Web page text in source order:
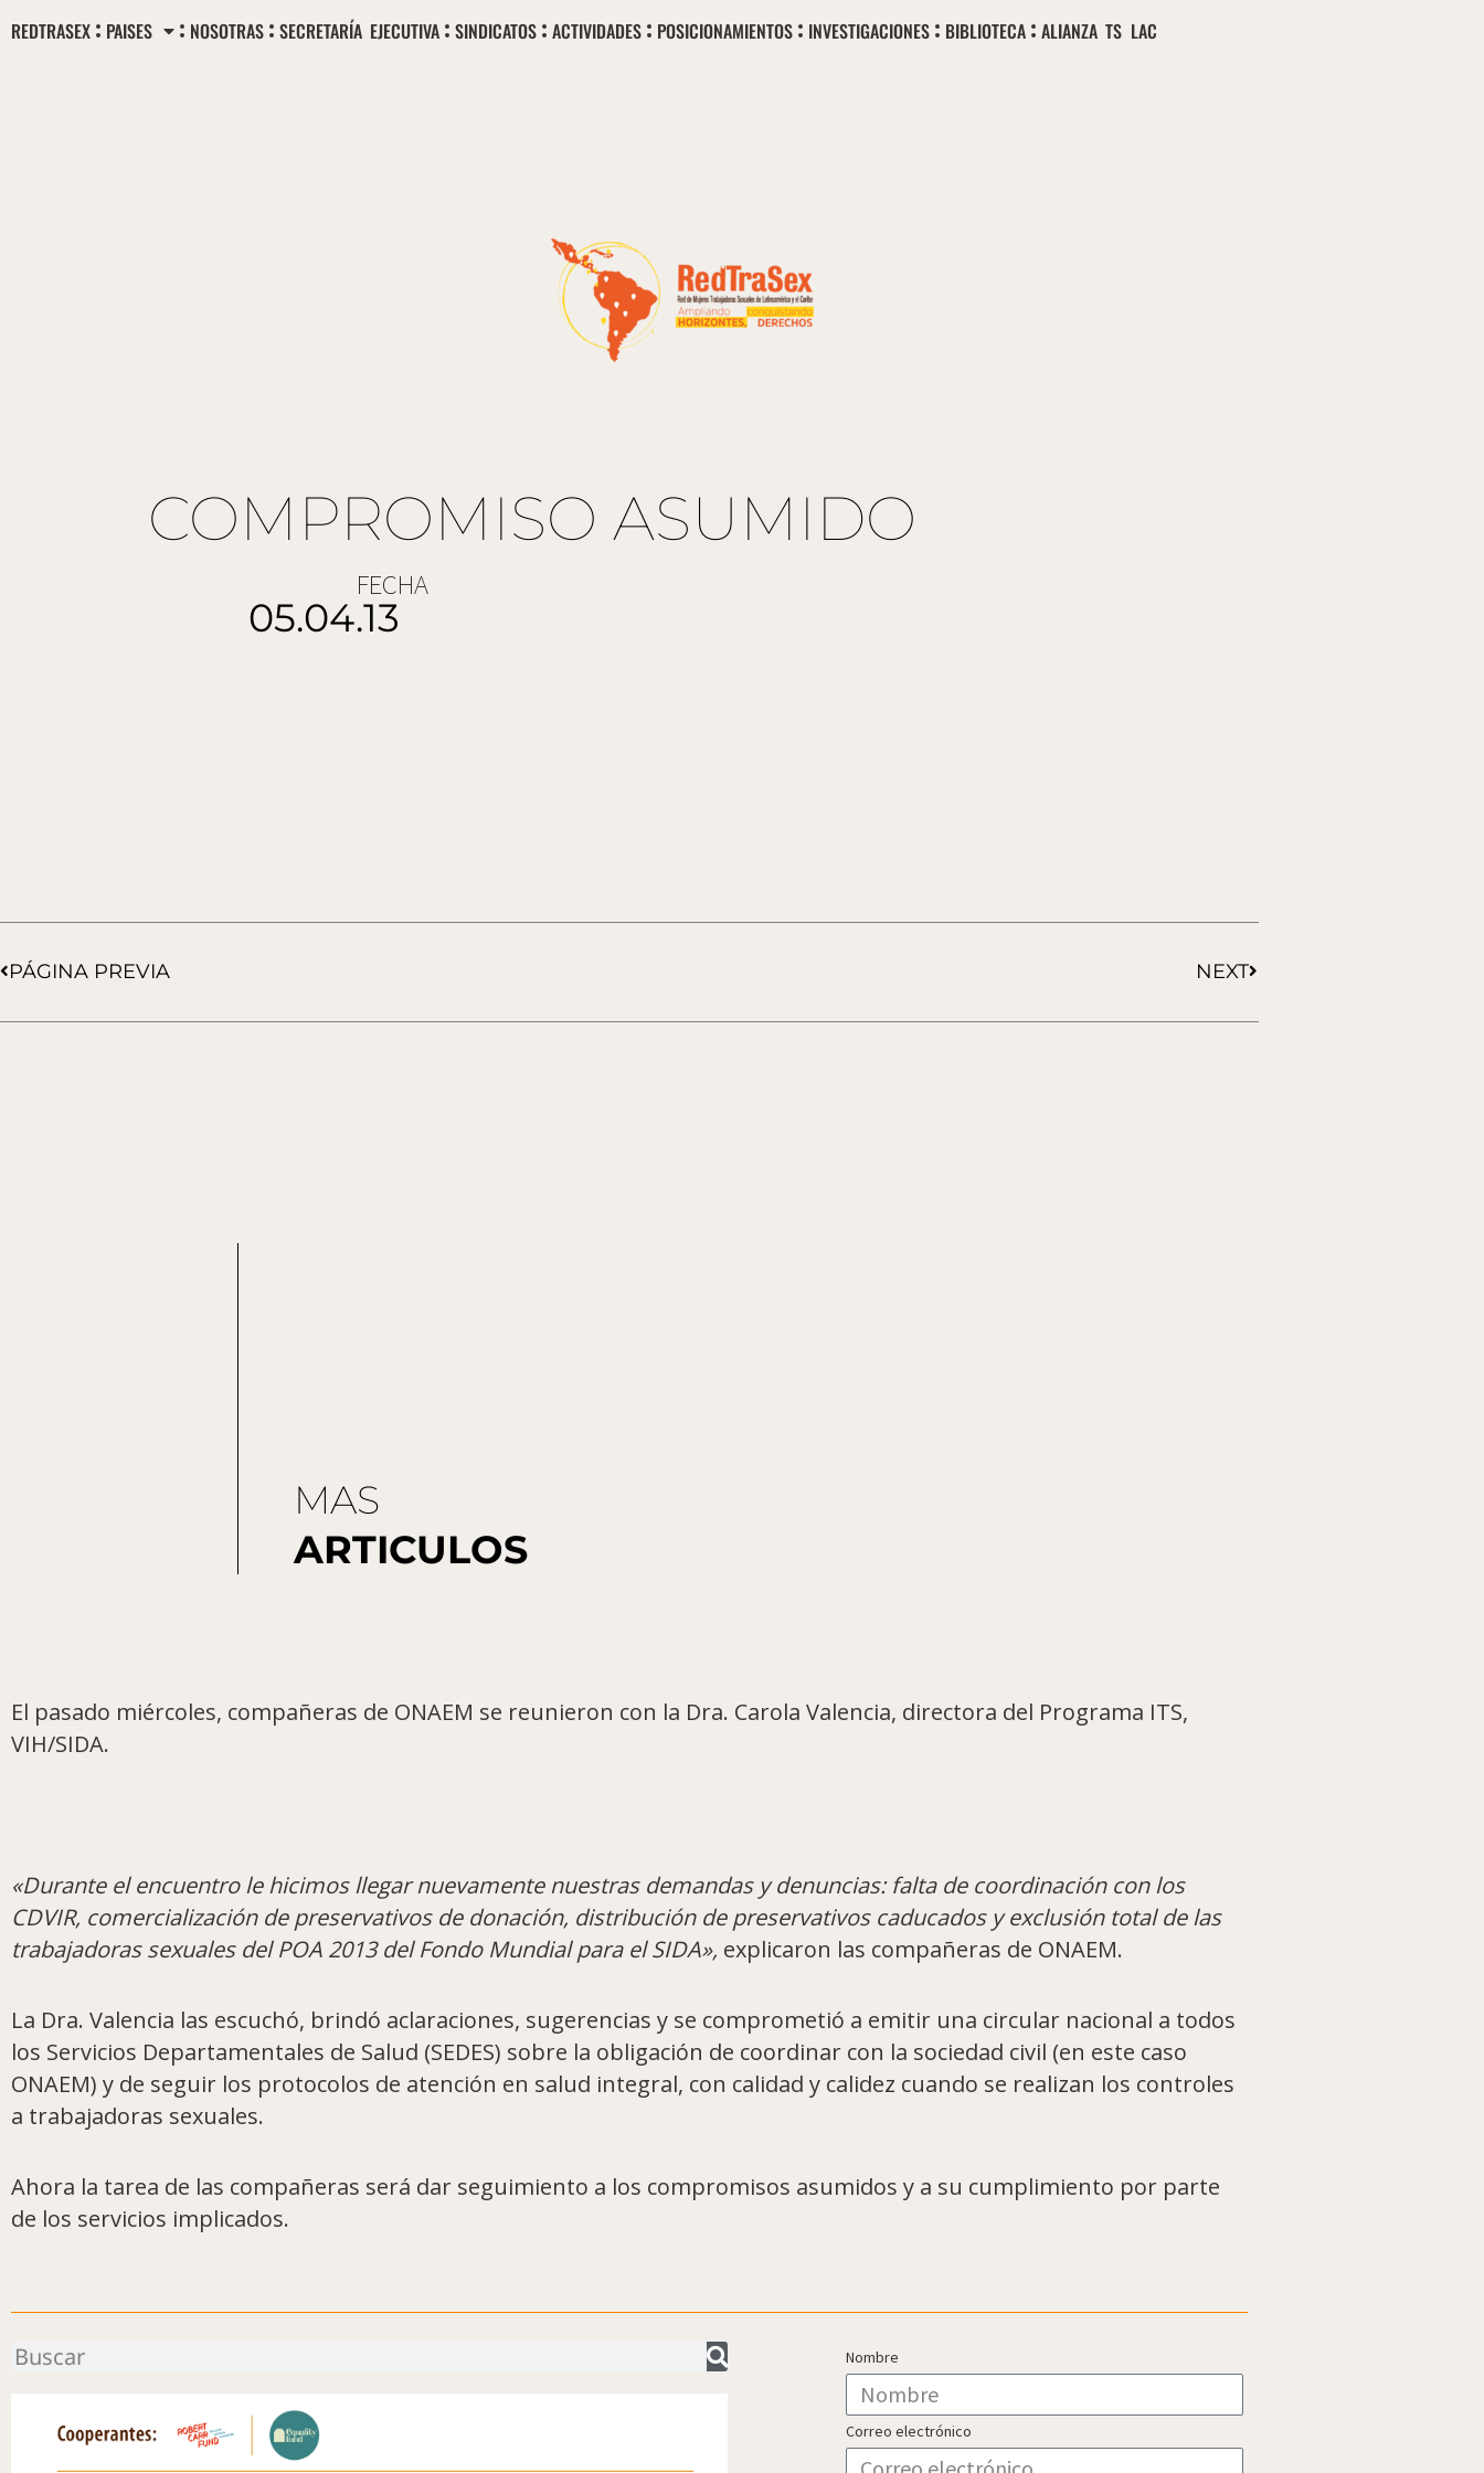
al
REDTRASEX PAISES NOSOTRAS SECRETARÍA EJECUTIVA SINDICATOS ACTIVIDADES POSICIONAMIENTOS INVESTIGACIONES BIBLIOTECA ALIANZA TS LAC
COMPROMISO ASUMIDO
FECHA
05.04.13
PÁGINA PREVIA NEXT
MAS
ARTICULOS
El pasado miércoles, compañeras de ONAEM se reunieron con la Dra. Carola Valencia, directora del Programa ITS,
VIH/SIDA.
«Durante el encuentro le hicimos llegar nuevamente nuestras demandas y denuncias: falta de coordinación con los
CDVIR, comercialización de preservativos de donación, distribución de preservativos caducados y exclusión total de las
trabajadoras sexuales del POA 2013 del Fondo Mundial para el SIDA», explicaron las compañeras de ONAEM.
La Dra. Valencia las escuchó, brindó aclaraciones, sugerencias y se comprometió a emitir una circular nacional a todos
los Servicios Departamentales de Salud (SEDES) sobre la obligación de coordinar con la sociedad civil (en este caso
ONAEM) y de seguir los protocolos de atención en salud integral, con calidad y calidez cuando se realizan los controles
a trabajadoras sexuales.
Ahora la tarea de las compañeras será dar seguimiento a los compromisos asumidos y a su cumplimiento por parte
de los servicios implicados.
Buscar Nombre
Correo electrónico